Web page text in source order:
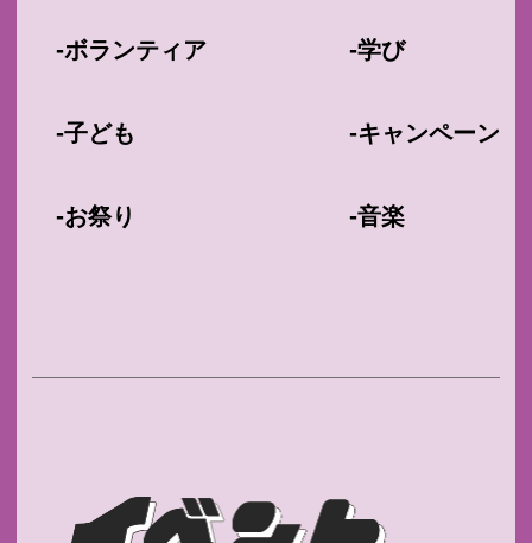
-ボランティア
-子ども
-お祭り
-学び
-キャンペーン
-音楽